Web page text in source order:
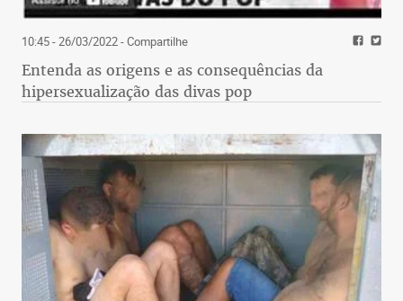
10:45 - 26/03/2022- Compartilhe
Entenda as origens e as consequências da
hipersexualização das divas pop